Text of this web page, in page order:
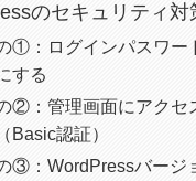
のセキュリティ対
①：ログインパスワー
する
②：管理画面にアクセ
Basic認証）
③：WordPressバージ